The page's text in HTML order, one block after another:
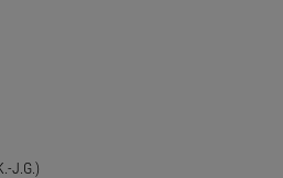
J.G.)